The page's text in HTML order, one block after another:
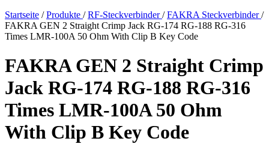
Startseite / Produkte / RF-Steckverbinder/ FAKRA Steckverbinder/
FAKRA GEN 2 Straight Crimp Jack RG-174 RG-188 RG-316
Times LMR-100A 50 Ohm With Clip B Key Code
FAKRA GEN 2 Straight Crimp
Jack RG-174 RG-188 RG-316
Times LMR-100A 50 Ohm
With Clip B Key Code